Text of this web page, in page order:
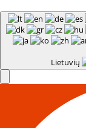
Lietuvių